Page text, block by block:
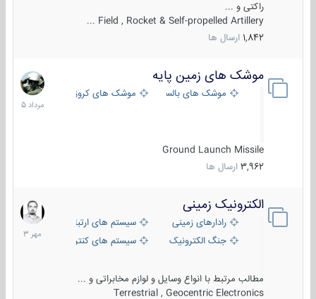
راکتی و ...
Field , Rocket & Self-propelled Artillery ...
1,842 ارسال ها
موشک های زمین پایه
موشک های بالستیک موشک های کروز
Ground Launch Missile
3,962 ارسال ها
2
مرداد
الکترونیک زمینی
رادارهای زمینی
سیستم های ارتباطی و جمع آوری
جنگ الکترونیک
سیستم های کنترل آتش و تجهیزات
مطالب مرتبط با انواع وسایل و لوازم مخابراتی و ...
Terrestrial , Geocentric Electronics
1
مهر